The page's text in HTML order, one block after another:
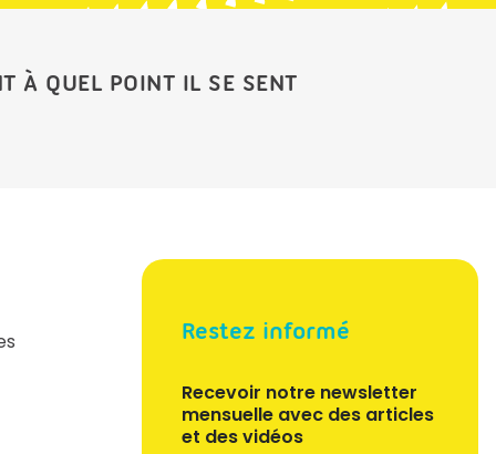
À QUEL POINT IL SE SENT
Restez informé
Recevoir notre newsletter
mensuelle avec des articles
et des vidéos